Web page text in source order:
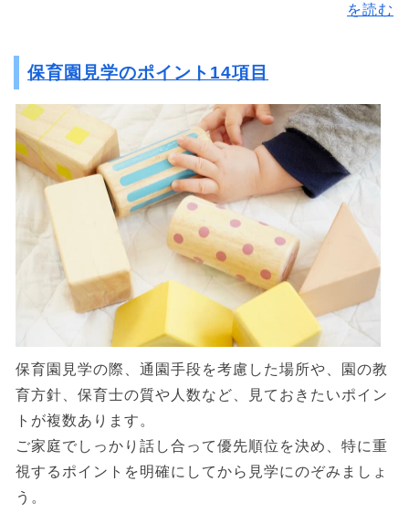
を読む
保育園見学のポイント14項目
保育園見学の際、通園手段を考慮した場所や、園の教
育方針、保育士の質や人数など、見ておきたいポイン
トが複数あります。
ご家庭でしっかり話し合って優先順位を決め、特に重
視するポイントを明確にしてから見学にのぞみましょ
う。